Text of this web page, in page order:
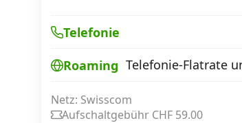
Telefonie
Roaming Telefonie-Flatrate
Netz: Swisscom
Aufschaltgebühr CHF 59.00